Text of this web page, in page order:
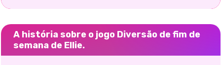
A história sobre o jogo Diversão de fim de
semana de Ellie.